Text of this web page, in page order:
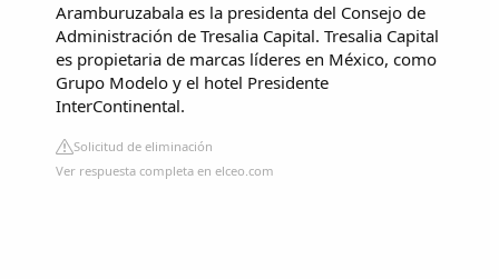
Aramburuzabala es la presidenta del Consejo de
Administración de Tresalia Capital. Tresalia Capital
es propietaria de marcas líderes en México, como
Grupo Modelo y el hotel Presidente
InterContinental.
Solicitud de eliminación
Ver respuesta completa en elceo.com